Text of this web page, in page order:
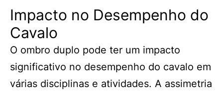
Impacto no Desempenho do
Cavalo
O ombro duplo pode ter um impacto
significativo no desempenho do cavalo em
várias disciplinas e atividades. A assimetria